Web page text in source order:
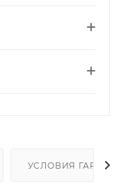
УСЛОВИЯ